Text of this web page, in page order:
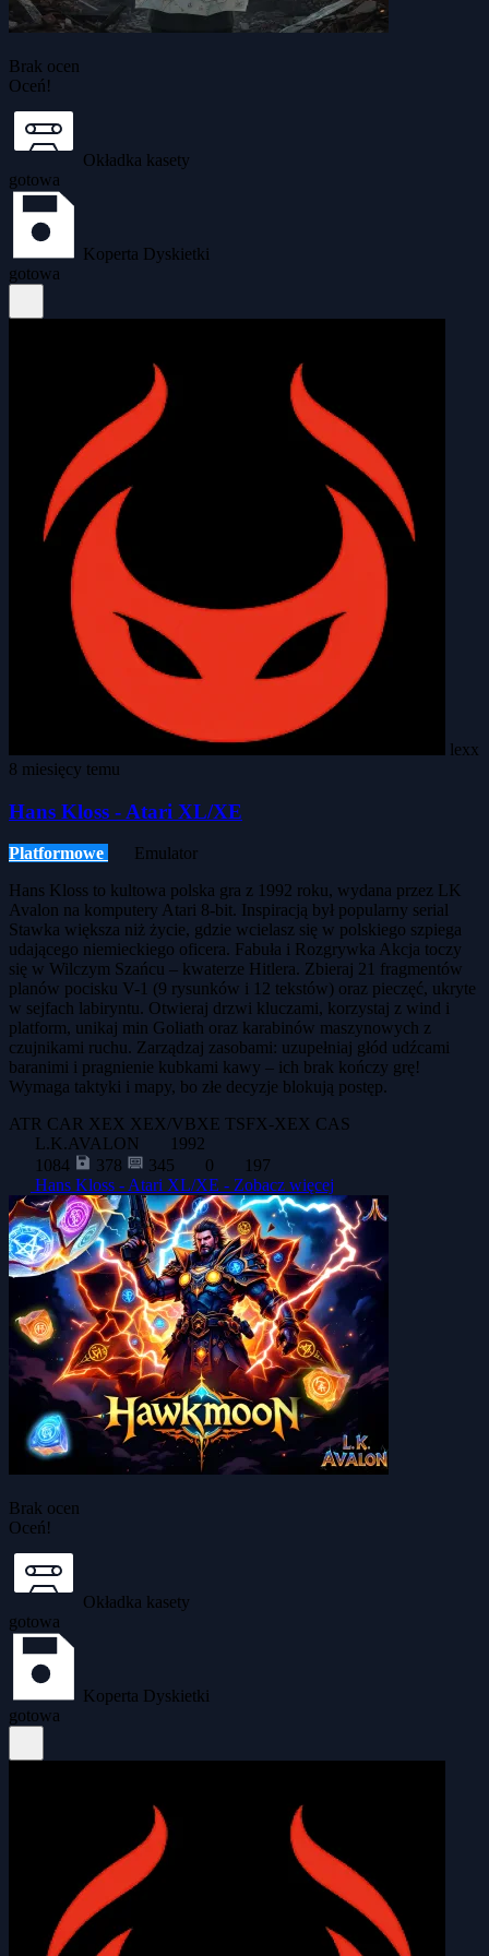
Brak ocen
Oceń!
Okładka kasety
gotowa
Koperta Dyskietki
gotowa
lexx
8 miesięcy temu
Hans Kloss - Atari XL/XE
Platformowe
Emulator
Hans Kloss to kultowa polska gra z 1992 roku, wydana przez LK
Avalon na komputery Atari 8-bit. Inspiracją był popularny serial
Stawka większa niż życie, gdzie wcielasz się w polskiego szpiega
udającego niemieckiego oficera. Fabuła i Rozgrywka Akcja toczy
się w Wilczym Szańcu – kwaterze Hitlera. Zbieraj 21 fragmentów
planów pocisku V-1 (9 rysunków i 12 tekstów) oraz pieczęć, ukryte
w sejfach labiryntu. Otwieraj drzwi kluczami, korzystaj z wind i
platform, unikaj min Goliath oraz karabinów maszynowych z
czujnikami ruchu. Zarządzaj zasobami: uzupełniaj głód udźcami
baranimi i pragnienie kubkami kawy – ich brak kończy grę!
Wymaga taktyki i mapy, bo złe decyzje blokują postęp.
ATR CAR XEX XEX/VBXE TSFX-XEX CAS
L.K.AVALON
1992
1084
378 345 0
197
Hans Kloss - Atari XL/XE - Zobacz więcej
Brak ocen
Oceń!
Okładka kasety
gotowa
Koperta Dyskietki
gotowa